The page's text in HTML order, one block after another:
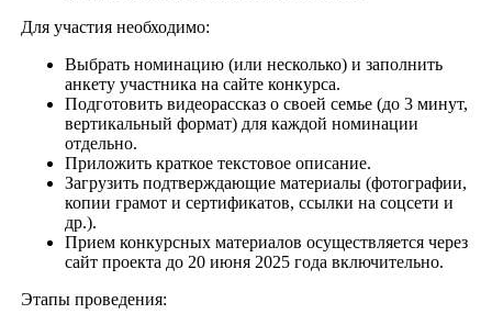
Для участия необходимо:
Выбрать номинацию (или несколько) и заполнить
анкету участника на сайте конкурса.
Подготовить видеорассказ о своей семье (до 3 минут,
вертикальный формат) для каждой номинации
отдельно.
Приложить краткое текстовое описание.
Загрузить подтверждающие материалы (фотографии,
копии грамот и сертификатов, ссылки на соцсети и
др.).
Прием конкурсных материалов осуществляется через
сайт проекта до 20 июня 2025 года включительно.
Этапы проведения: